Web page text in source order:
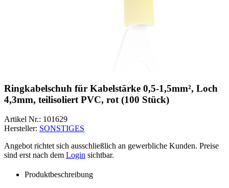
Ringkabelschuh für Kabelstärke 0,5-1,5mm², Loch
4,3mm, teilisoliert PVC, rot (100 Stück)
Artikel Nr.: 101629
Hersteller: SONSTIGES
Angebot richtet sich ausschließlich an gewerbliche Kunden. Preise
sind erst nach dem Login sichtbar.
Produktbeschreibung